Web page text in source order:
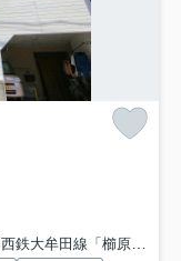
西鉄大牟田線「櫛原」駅 徒歩13分